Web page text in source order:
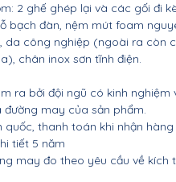
2 ghế ghép lại và các gối đi
bạch đàn, nệm mút foam
da công nghiệp (ngoài ra còn
chân inox sơn tĩnh điện.
ra bởi đội ngũ có kinh
may của sản phẩm.
quốc, thanh toán khi nhận
tiết 5 năm
may đo theo yêu cầu về kích